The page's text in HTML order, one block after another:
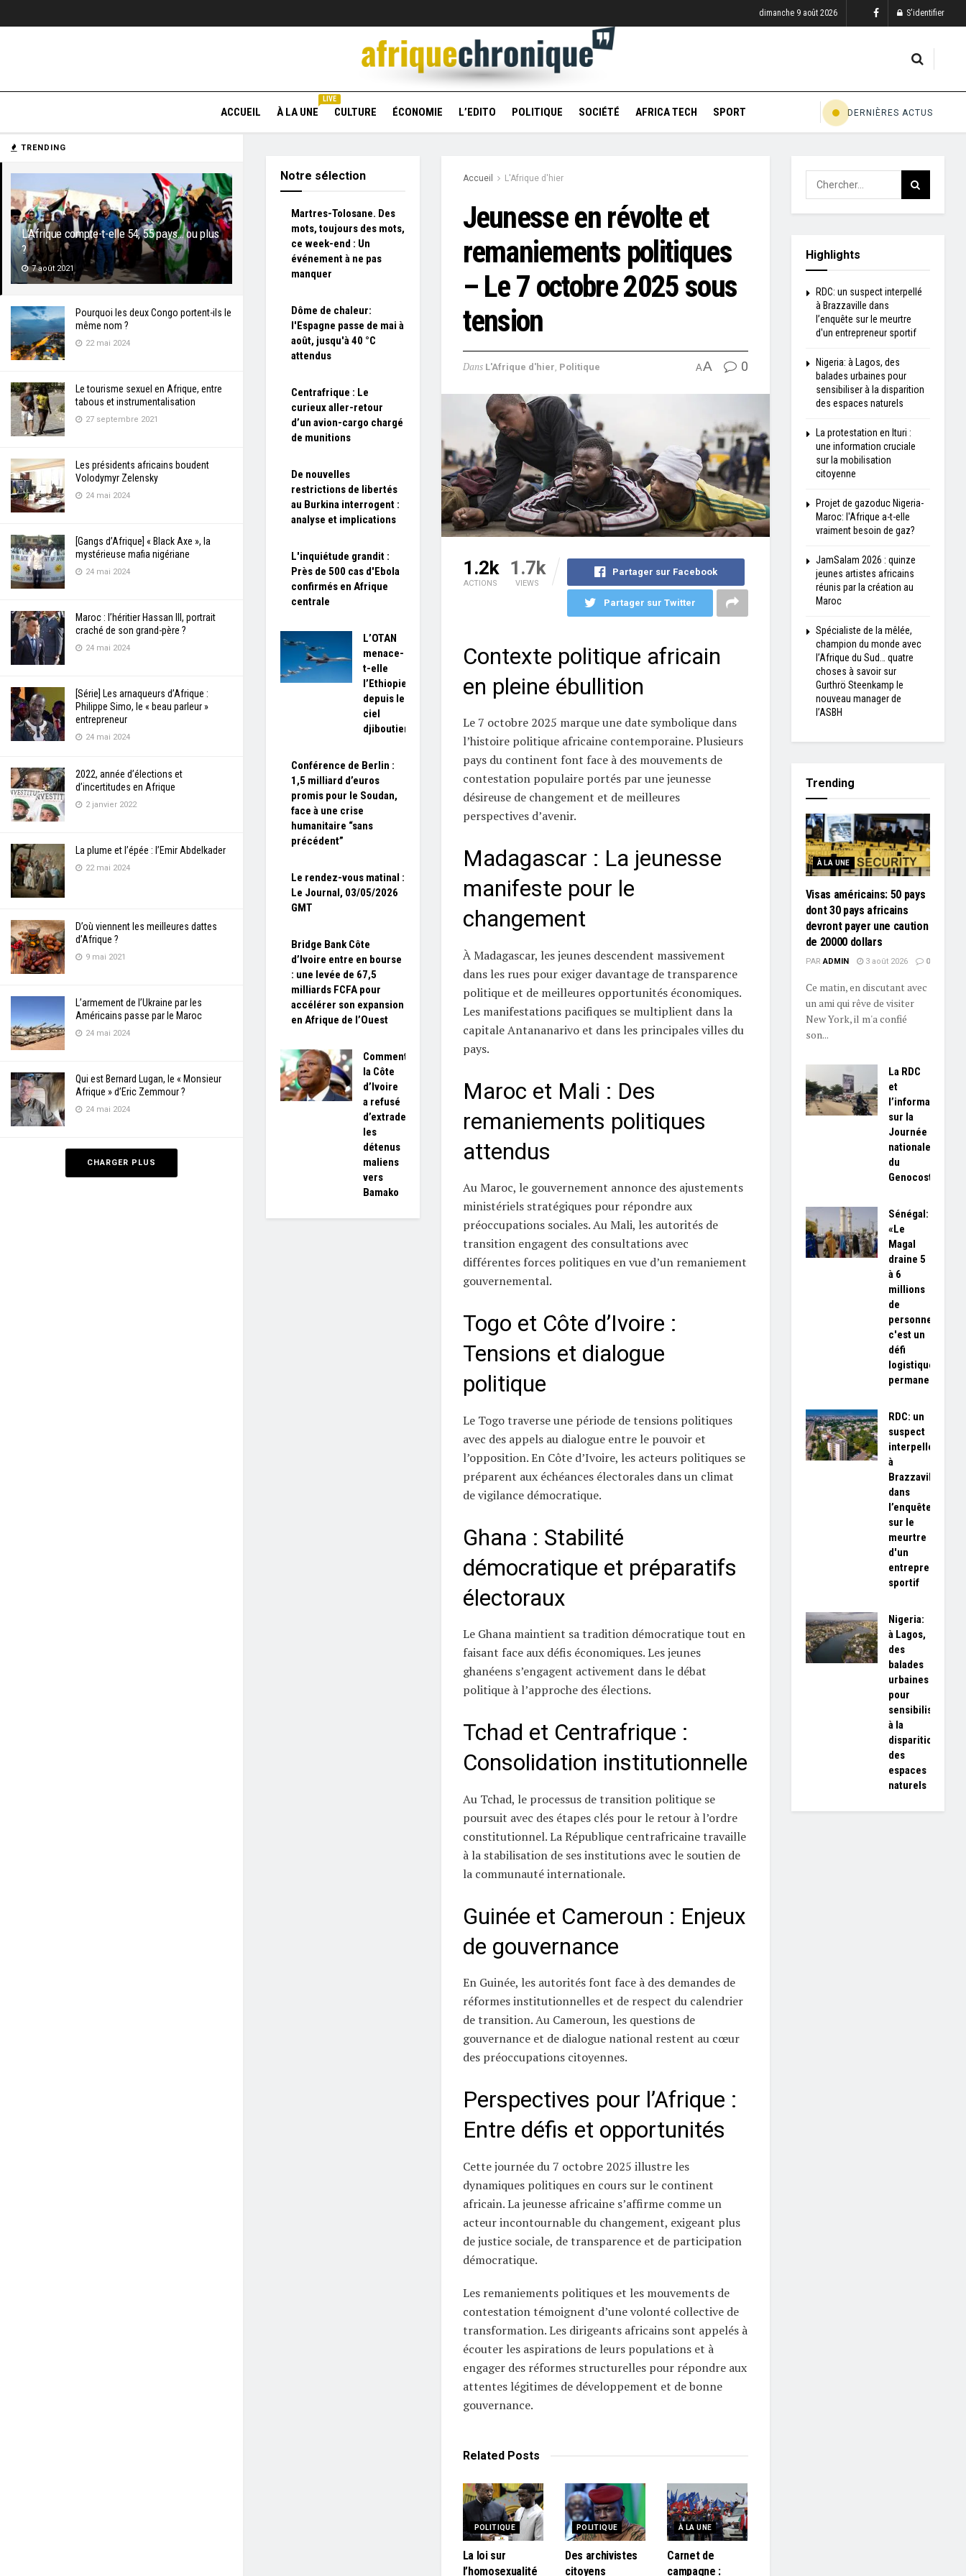
TRENDING
L’Afrique compte-t-elle 54, 55 pays… ou plus
?
7 août 2021
Pourquoi les deux Congo portent-ils le
même nom ?
22 mai 2024
Le tourisme sexuel en Afrique, entre
tabous et instrumentalisation
27 septembre 2021
Les présidents africains boudent
Volodymyr Zelensky
24 mai 2024
[Gangs d’Afrique] « Black Axe », la
mystérieuse mafia nigériane
24 mai 2024
Maroc : l’héritier Hassan III, portrait
craché de son grand-père ?
24 mai 2024
[Série] Les arnaqueurs d’Afrique :
Philippe Simo, le « beau parleur »
entrepreneur
24 mai 2024
2022, année d’élections et
d’incertitudes en Afrique
2 janvier 2022
La plume et l’épée : l’Emir Abdelkader
22 mai 2024
D’où viennent les meilleures dattes
d’Afrique ?
9 mai 2021
L’armement de l’Ukraine par les
Américains passe par le Maroc
24 mai 2024
Qui est Bernard Lugan, le « Monsieur
Afrique » d’Eric Zemmour ?
24 mai 2024
CHARGER PLUS
dimanche 9 août 2026 S'identifier
ACCUEIL À LA UNE
LIVE
CULTURE ÉCONOMIE L’EDITO POLITIQUE SOCIÉTÉ AFRICA TECH SPORT DERNIÈRES ACTUS
Accueil L'Afrique d'hier
Jeunesse en révolte et
remaniements politiques
– Le 7 octobre 2025 sous
tension
Dans L'Afrique d'hier, Politique AA 0
1.2k
ACTIONS
1.7k
VIEWS
Partager sur Facebook
Partager sur Twitter
Contexte politique africain
en pleine ébullition
Le 7 octobre 2025 marque une date symbolique dans
l’histoire politique africaine contemporaine. Plusieurs
pays du continent font face à des mouvements de
contestation populaire portés par une jeunesse
désireuse de changement et de meilleures
perspectives d’avenir.
Madagascar : La jeunesse
manifeste pour le
changement
À Madagascar, les jeunes descendent massivement
dans les rues pour exiger davantage de transparence
politique et de meilleures opportunités économiques.
Les manifestations pacifiques se multiplient dans la
capitale Antananarivo et dans les principales villes du
pays.
Maroc et Mali : Des
remaniements politiques
attendus
Au Maroc, le gouvernement annonce des ajustements
ministériels stratégiques pour répondre aux
préoccupations sociales. Au Mali, les autorités de
transition engagent des consultations avec
différentes forces politiques en vue d’un remaniement
gouvernemental.
Togo et Côte d’Ivoire :
Tensions et dialogue
politique
Le Togo traverse une période de tensions politiques
avec des appels au dialogue entre le pouvoir et
l’opposition. En Côte d’Ivoire, les acteurs politiques se
préparent aux échéances électorales dans un climat
de vigilance démocratique.
Ghana : Stabilité
démocratique et préparatifs
électoraux
Le Ghana maintient sa tradition démocratique tout en
faisant face aux défis économiques. Les jeunes
ghanéens s’engagent activement dans le débat
politique à l’approche des élections.
Tchad et Centrafrique :
Consolidation institutionnelle
Au Tchad, le processus de transition politique se
poursuit avec des étapes clés pour le retour à l’ordre
constitutionnel. La République centrafricaine travaille
à la stabilisation de ses institutions avec le soutien de
la communauté internationale.
Guinée et Cameroun : Enjeux
de gouvernance
En Guinée, les autorités font face à des demandes de
réformes institutionnelles et de respect du calendrier
de transition. Au Cameroun, les questions de
gouvernance et de dialogue national restent au cœur
des préoccupations citoyennes.
Perspectives pour l’Afrique :
Entre défis et opportunités
Cette journée du 7 octobre 2025 illustre les
dynamiques politiques en cours sur le continent
africain. La jeunesse africaine s’affirme comme un
acteur incontournable du changement, exigeant plus
de justice sociale, de transparence et de participation
démocratique.
Les remaniements politiques et les mouvements de
contestation témoignent d’une volonté collective de
transformation. Les dirigeants africains sont appelés à
écouter les aspirations de leurs populations et à
engager des réformes structurelles pour répondre aux
attentes légitimes de développement et de bonne
gouvernance.
RelatedPosts
POLITIQUE
La loi sur
l’homosexualité
POLITIQUE
Des archivistes
citoyens
À LA UNE
Carnet de
campagne :
Notre sélection
Martres-Tolosane. Des
mots, toujours des mots,
ce week-end : Un
événement à ne pas
manquer
Dôme de chaleur:
l'Espagne passe de mai à
août, jusqu'à 40 °C
attendus
Centrafrique : Le
curieux aller-retour
d’un avion-cargo chargé
de munitions
De nouvelles
restrictions de libertés
au Burkina interrogent :
analyse et implications
L'inquiétude grandit :
Près de 500 cas d'Ebola
confirmés en Afrique
centrale
L’OTAN
menace-
t-elle
l’Ethiopie
depuis le
ciel
djiboutien ?
Conférence de Berlin :
1,5 milliard d’euros
promis pour le Soudan,
face à une crise
humanitaire “sans
précédent”
Le rendez-vous matinal :
Le Journal, 03/05/2026
GMT
Bridge Bank Côte
d’Ivoire entre en bourse
: une levée de 67,5
milliards FCFA pour
accélérer son expansion
en Afrique de l’Ouest
Comment
la Côte
d’Ivoire
a refusé
d’extrader
les
détenus
maliens
vers
Bamako
Highlights
RDC: un suspect interpellé
à Brazzaville dans
l’enquête sur le meurtre
d'un entrepreneur sportif
Nigeria: à Lagos, des
balades urbaines pour
sensibiliser à la disparition
des espaces naturels
La protestation en Ituri :
une information cruciale
sur la mobilisation
citoyenne
Projet de gazoduc Nigeria-
Maroc: l'Afrique a-t-elle
vraiment besoin de gaz?
JamSalam 2026 : quinze
jeunes artistes africains
réunis par la création au
Maroc
Spécialiste de la mêlée,
champion du monde avec
l’Afrique du Sud… quatre
choses à savoir sur
Gurthrö Steenkamp le
nouveau manager de
l’ASBH
Trending
À LA UNE
Visas américains: 50 pays
dont 30 pays africains
devront payer une caution
de 20000 dollars
PAR ADMIN 3 août 2026 0
Ce matin, en discutant avec
un ami qui rêve de visiter
New York, il m'a confié
son...
La RDC
et
l’information
sur la
Journée
nationale
du
Genocost
Sénégal:
«Le
Magal
draine 5
à 6
millions
de
personnes,
c'est un
défi
logistique
permanent»
RDC: un
suspect
interpellé
à
Brazzaville
dans
l’enquête
sur le
meurtre
d'un
entrepreneur
sportif
Nigeria:
à Lagos,
des
balades
urbaines
pour
sensibiliser
à la
disparition
des
espaces
naturels